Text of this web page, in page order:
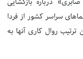
سراسر کشور از فردا
ترتیب روال کاری آنها به